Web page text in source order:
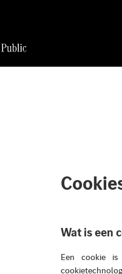
Wat is een
Een cookie